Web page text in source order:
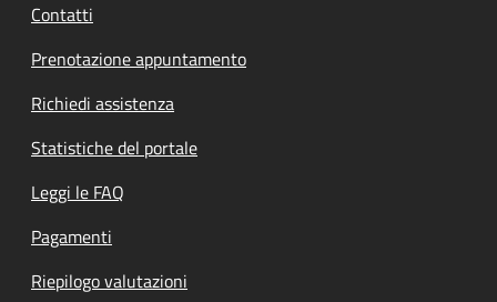
Contatti
Prenotazione appuntamento
Richiedi assistenza
Statistiche del portale
Leggi le FAQ
Pagamenti
Riepilogo valutazioni